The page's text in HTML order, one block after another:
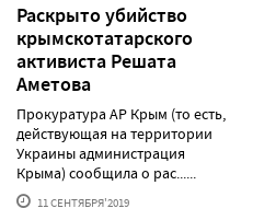
Раскрыто убийство
крымскотатарского
активиста Решата
Аметова
Прокуратура АР Крым (то есть,
действующая на территории
Украины администрация
Крыма) сообщила о рас......
11 СЕНТЯБРЯ'2019